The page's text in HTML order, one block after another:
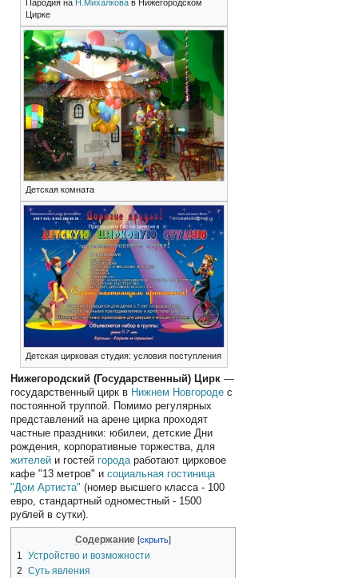
Пародия на Н.Михалковав Нижегородском
Цирке
Детская комната
Детская цирковая студия: условия поступления
Нижегородский (Государственный) Цирк —
государственный цирк в Нижнем Новгороде с
постоянной труппой. Помимо регулярных
представлений на арене цирка проходят
частные праздники: юбилеи, детские Дни
рождения, корпоративные торжества, для
жителей и гостей городаработают цирковое
кафе "13 метров" исоциальная гостиница
"Дом Артиста" (номер высшего класса - 100
евро, стандартный одноместный - 1500
рублей в сутки).
Содержание
1
Устройство и возможности
2
Суть явления